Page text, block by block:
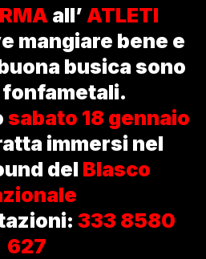
all’ ATLETI
mangiare bene e
busica sono
fonfametali.
sabato 18 gennaio
immersi nel
del Blasco
333 8580
627